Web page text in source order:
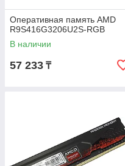
Оперативная память AMD
R9S416G3206U2S-RGB
В наличии
57 233 ₸